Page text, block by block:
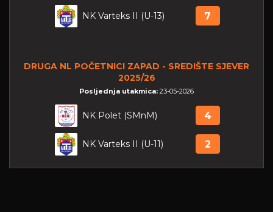
NK Varteks II (U-13) 7
DRUGA NL POČETNICI ZAPAD - SREDIŠTE SJEVER
2025/26
Posljednja utakmica: 23-05-2026
NK Polet (SMnM) 4
NK Varteks II (U-11) 2